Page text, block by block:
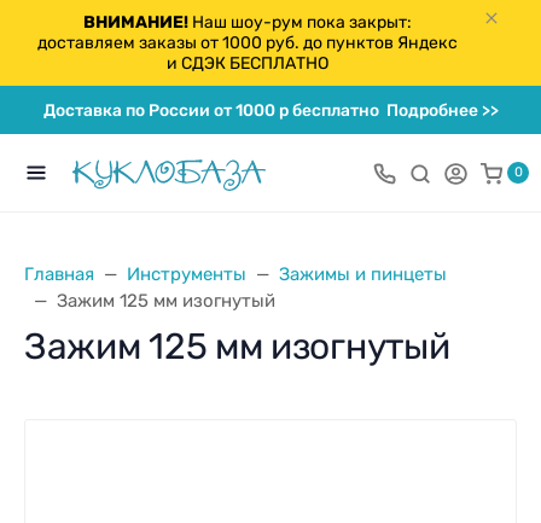
ВНИМАНИЕ!Наш шоу-рум пока закрыт:
доставляем заказы от 1000 руб. до пунктов Яндекс
и СДЭК БЕСПЛАТНО
Доставка по России от 1000 р бесплатноПодробнее >>
0
Главная Инструменты
Зажимы и пинцеты
Зажим 125 мм изогнутый
Зажим 125 мм изогнутый